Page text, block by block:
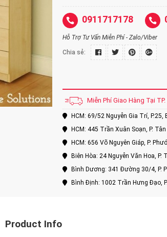
0911717178
Hỗ Trợ Tư Vấn Miễn Phí - Zalo/Viber
Chia sẻ:
Miễn Phí Giao Hàng Tại
HCM: 69/52 Nguyễn Gia Trí,
HCM: 445 Trần Xuân Soạn, P.
HCM: 656 Võ Nguyên Giáp, P.
Biên Hòa: 24 Nguyễn Văn Hoa, P.
Bình Dương: 341 Đường 30/4, P.
Bình Định: 1002 Trần Hưng Đạo,
Product Info